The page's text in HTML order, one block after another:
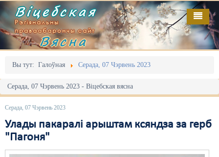
Віцебская
Рэгіянальны
праваабарончы сайт
Вясна
Вы тут: Галоўная Серада, 07 Чэрвень 2023
Серада, 07 Чэрвень 2023 - Віцебская вясна
Серада, 07 Чэрвень 2023
Улады пакаралі арыштам ксяндза за герб
"Пагоня"
Галоўная
Адміністрацыйны перасьлед
Акцыі
Выбары
Грамадзянскія ініцыятывы
Выданьні
Відэа
Пра нас
RSS